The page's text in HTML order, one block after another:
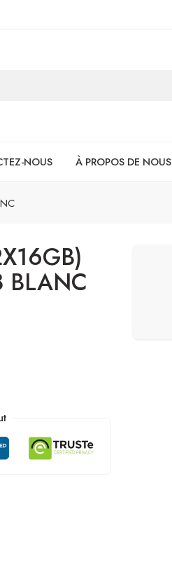
NOUS À PROPOS DE NOUS
BLANC